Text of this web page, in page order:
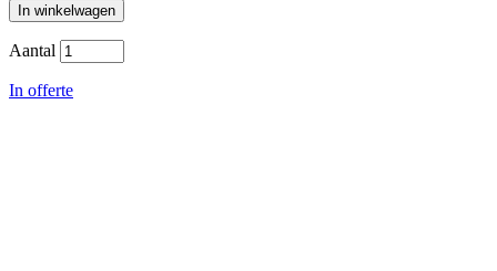
In winkelwagen
Aantal
In offerte